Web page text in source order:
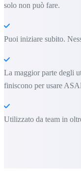
solo non può fare.
Puoi iniziare subito.
La maggior parte degli
finiscono per usare
Utilizzato da team in